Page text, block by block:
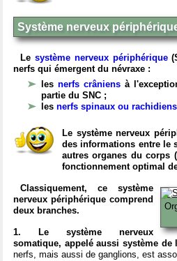
Système nerveux
Le système nerveux périphérique
nerfs qui émergent du névraxe :
les nerfs crâniens à
partie du SNC ;
les nerfs spinaux ou rachidiens
Le système nerveux
des informations entre le
autres organes du corps
fonctionnement optimal
Classiquement, ce système
nerveux périphérique comprend
deux branches.
1. Le système nerveux
somatique, appelé aussi système de
nerfs, mais aussi de ganglions, est